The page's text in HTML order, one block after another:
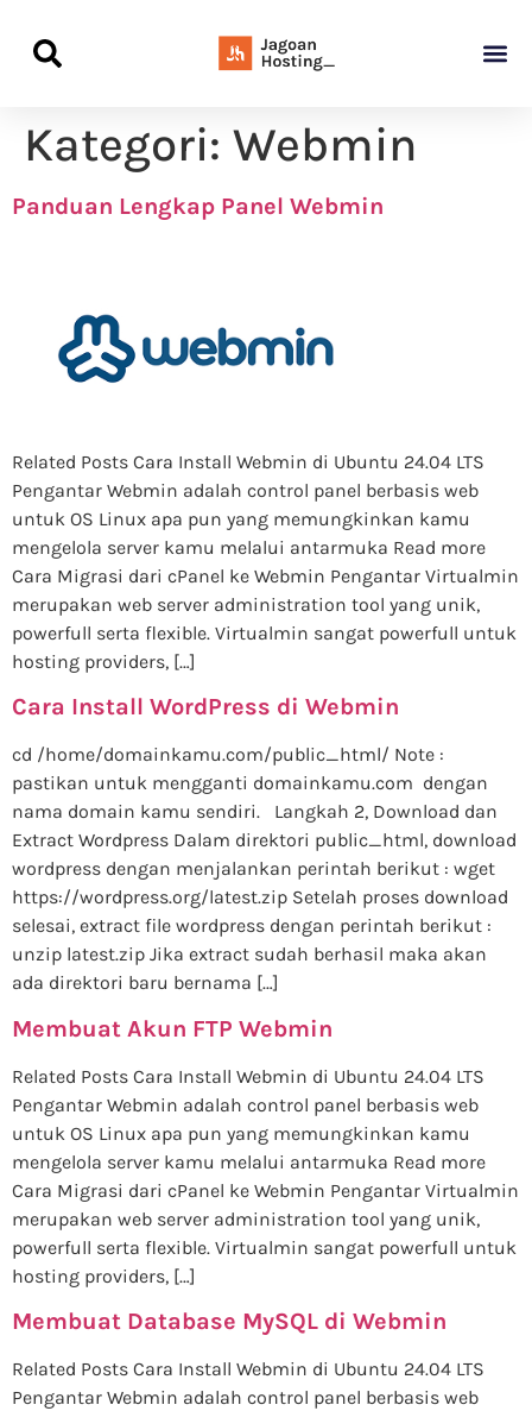
Kategori: Webmin
Panduan Lengkap Panel Webmin
Related Posts Cara Install Webmin di Ubuntu 24.04 LTS
Pengantar Webmin adalah control panel berbasis web
untuk OS Linux apa pun yang memungkinkan kamu
mengelola server kamu melalui antarmuka Read more
Cara Migrasi dari cPanel ke Webmin Pengantar Virtualmin
merupakan web server administration tool yang unik,
powerfull serta flexible. Virtualmin sangat powerfull untuk
hosting providers, […]
Cara Install WordPress di Webmin
cd /home/domainkamu.com/public_html/ Note :
pastikan untuk mengganti domainkamu.com dengan
nama domain kamu sendiri. Langkah 2, Download dan
Extract Wordpress Dalam direktori public_html, download
wordpress dengan menjalankan perintah berikut : wget
https://wordpress.org/latest.zip Setelah proses download
selesai, extract file wordpress dengan perintah berikut :
unzip latest.zip Jika extract sudah berhasil maka akan
ada direktori baru bernama […]
Membuat Akun FTP Webmin
Related Posts Cara Install Webmin di Ubuntu 24.04 LTS
Pengantar Webmin adalah control panel berbasis web
untuk OS Linux apa pun yang memungkinkan kamu
mengelola server kamu melalui antarmuka Read more
Cara Migrasi dari cPanel ke Webmin Pengantar Virtualmin
merupakan web server administration tool yang unik,
powerfull serta flexible. Virtualmin sangat powerfull untuk
hosting providers, […]
Membuat Database MySQL di Webmin
Related Posts Cara Install Webmin di Ubuntu 24.04 LTS
Pengantar Webmin adalah control panel berbasis web